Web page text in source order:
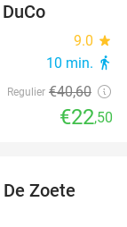
9.0 star
10 min. directions_walk
Regulier €40,60
€22,50
32%
Zoete